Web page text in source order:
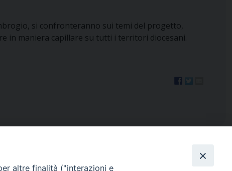
si confronteranno sui temi del progetto,
in maniera capillare su tutti i territori diocesani.
altre finalità ("interazioni e